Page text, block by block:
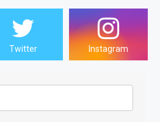
Twitter Instagram